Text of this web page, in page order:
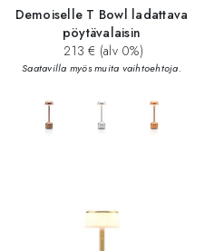
Demoiselle T Bowl ladattava
pöytävalaisin
213 € (alv 0%)
Saatavilla myös muita vaihtoehtoja.